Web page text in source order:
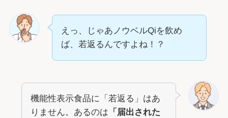
えっ、じゃあノウベルQiを飲め
ば、若返るんですよね！？
機能性表示食品に「若返る」はあ
りません。あるのは 「届出された